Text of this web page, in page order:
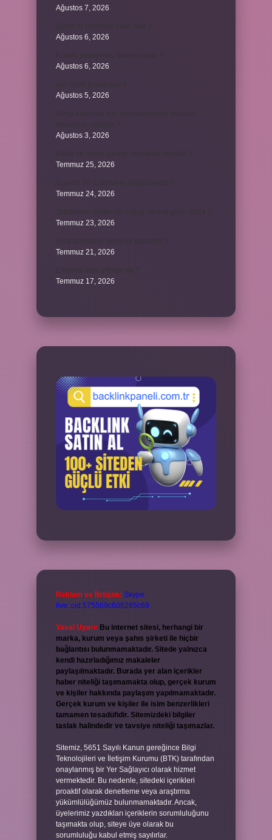
Ağustos 7, 2026
Ağustos 6, 2026
Ağustos 6, 2026
Ağustos 5, 2026
Ağustos 3, 2026
Temmuz 25, 2026
Temmuz 24, 2026
Temmuz 23, 2026
Temmuz 21, 2026
Temmuz 17, 2026
Reklam ve İletişim: Skype:
live:.cid.575569c608265c69
Yasal Uyarı: Bu internet sitesi, herhangi bir
marka, kurum veya şahıs şirketi ile hiçbir
bağlantısı bulunmamaktadır. Sitede yalnızca
kendi hazırladığımız makaleler
paylaşılmaktadır. Burada yer alan içerikler
haber niteliği taşımamakta olup, gerçek kurum
ve kişiler hakkında paylaşım yapılmamaktadır.
Gerçek kurum ve kişiler ile isim benzerlikleri
tamamen tesadüfidir. Sitemizdeki bilgiler
taslak halindedir ve tavsiye niteliği taşımazlar.
Sitemiz, 5651 Sayılı Kanun gereğince Bilgi
Teknolojileri ve İletişim Kurumu (BTK) tarafından
onaylanmış bir Yer Sağlayıcı olarak hizmet
vermektedir. Bu nedenle, sitedeki içerikleri
proaktif olarak denetleme veya araştırma
yükümlülüğümüz bulunmamaktadır. Ancak,
üyelerimiz yazdıkları içeriklerin sorumluluğunu
taşımakta olup, siteye üye olarak bu
sorumluluğu kabul etmiş sayılırlar.